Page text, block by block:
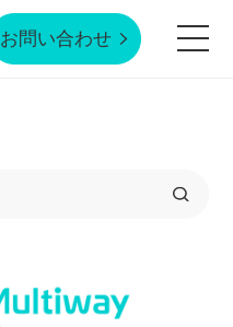
お問い合わせ